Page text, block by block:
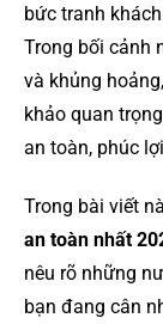
bức tranh
Trong bối cảnh
và khủng
khảo quan
an toàn, phúc
Trong bài viết
an toàn nhất
nêu rõ những
bạn đang cân